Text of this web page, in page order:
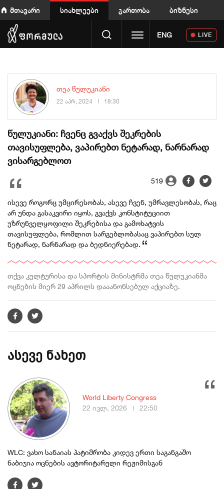
მთავარი სიახლეები გართობა ბიზნესი
Toggle navigation
ENG LIVE
თეა წულუკიანი
22 აპრ, 2024 18:30
წულუკიანი: ჩვენც გვაქვს შეკრების
თავისუფლება, ვაპირებთ ნეტარად, ნარნარად
ვისარგებლოთ
519
ისევე როგორც უმცირესობას, ასევე ჩვენ, უმრავლესობას, რაც
არ უნდა გასაკვირი იყოს, გვაქვს კონსტიტუციით
უზრუნველყოფილი შეკრებისა და გამოხატვის
თავისუფლება, რომლით სარგებლობასაც ვაპირებთ სულ
ნეტარად, ნარნარად და ბედნიერებად.
თქვა კულტურისა და სპორტის მინისტრმა თეა წულუკიანმა
ოცნების მიერ 29 აპრილს დააანონსებულ აქციაზე.
ასევე ნახეთ
WLC: ვახო სანაიას პატიმრობა კიდევ ერთი საგანგაშო
ნაბიჯია ოცნების ავტორიტარული რეჟიმისგან
World Liberty Congress
22 ივლ, 2026
22:50